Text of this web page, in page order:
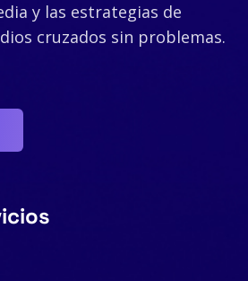
y las estrategias de
cruzados sin problemas.